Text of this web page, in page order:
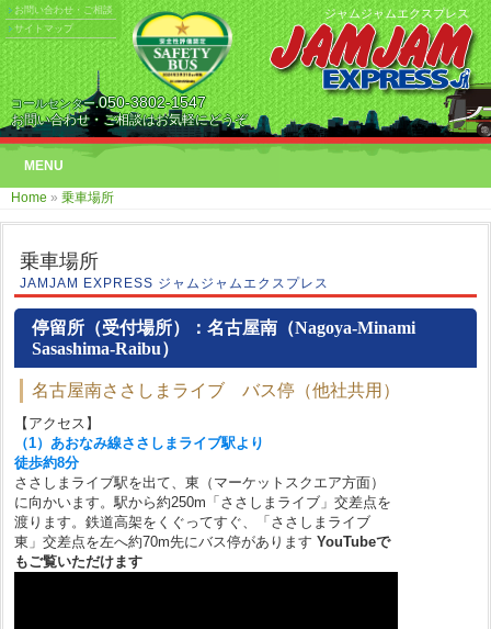
ジャムジャムエクスプレス
コールセンター.050-3802-1547
お問い合わせ・ご相談はお気軽にどうぞ
お問い合わせ・ご相談
サイトマップ
MENU
Home » 乗車場所
乗車場所
JAMJAM EXPRESS ジャムジャムエクスプレス
停留所（受付場所）：名古屋南（Nagoya-Minami
Sasashima-Raibu）
名古屋南ささしまライブ バス停（他社共用）
【アクセス】
（1）あおなみ線ささしまライブ駅より
徒歩約8分
ささしまライブ駅を出て、東（マーケットスクエア方面）
に向かいます。駅から約250m「ささしまライブ」交差点を
渡ります。鉄道高架をくぐってすぐ、「ささしまライブ
東」交差点を左へ約70m先にバス停があります YouTubeで
もご覧いただけます